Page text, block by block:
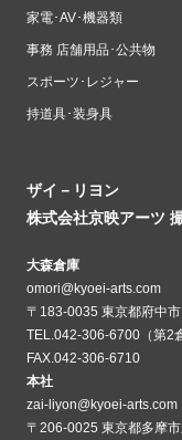
家電･AV･機器類
事務 店舗用品･公共物
スポーツ･レジャー
持道具･装身具
ザイ－リヨン
株式会社京映アーツ
大森倉庫
omori@kyoei-arts.com
〒183-0035 東京都府中
TEL.042-306-6700（第2
FAX.042-306-6710
本社
zai-liyon@kyoei-arts.com
〒206-0025 東京都多摩